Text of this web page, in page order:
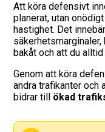
Att köra defensivt
planerat, utan
hastighet. Det
bakåt och att du
Genom att köra
andra trafikanter och
bidrar till ökad